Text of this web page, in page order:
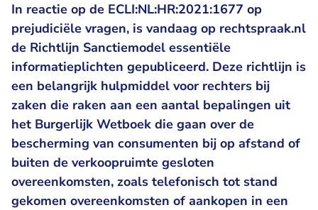
In reactie op de ECLI:NL:HR:2021:1677 op
prejudiciële vragen, is vandaag op rechtspraak.nl
de Richtlijn Sanctiemodel essentiële
informatieplichten gepubliceerd. Deze richtlijn is
een belangrijk hulpmiddel voor rechters bij
zaken die raken aan een aantal bepalingen uit
het Burgerlijk Wetboek die gaan over de
bescherming van consumenten bij op afstand of
buiten de verkoopruimte gesloten
overeenkomsten, zoals telefonisch tot stand
gekomen overeenkomsten of aankopen in een